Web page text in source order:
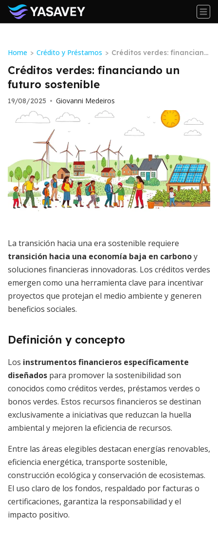
Home > Crédito y Préstamos > Créditos verdes: financiand
o un futuro sostenible
Créditos verdes: financiando un
futuro sostenible
19/08/2025 • Giovanni Medeiros
La transición hacia una era sostenible requiere
transición hacia una economía baja en carbonoy
soluciones financieras innovadoras. Los créditos verdes
emergen como una herramienta clave para incentivar
proyectos que protejan el medio ambiente y generen
beneficios sociales.
Definición y concepto
Los instrumentos financieros específicamente
diseñados para promover la sostenibilidad son
conocidos como créditos verdes, préstamos verdes o
bonos verdes. Estos recursos financieros se destinan
exclusivamente a iniciativas que reduzcan la huella
ambiental y mejoren la eficiencia de recursos.
Entre las áreas elegibles destacan energías renovables,
eficiencia energética, transporte sostenible,
construcción ecológica y conservación de ecosistemas.
El uso claro de los fondos, respaldado por facturas o
certificaciones, garantiza la responsabilidad y el
impacto positivo.